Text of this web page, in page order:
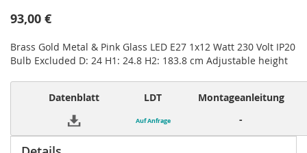
93,00 €
Brass Gold Metal & Pink Glass LED E27 1x12 Watt 230 Volt IP20
Bulb Excluded D: 24 H1: 24.8 H2: 183.8 cm Adjustable height
Datenblatt LDT Montageanleitung
Auf Anfrage -